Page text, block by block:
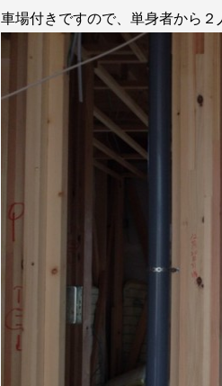
車場付きですので、単身者から２